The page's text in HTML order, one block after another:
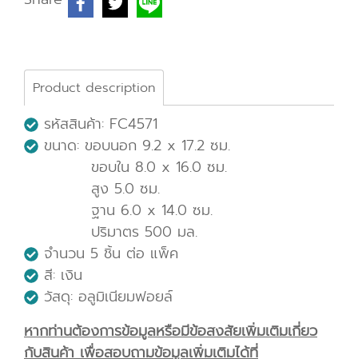
Product description
รหัสสินค้า: FC4571
ขนาด: ขอบนอก 9.2 x 17.2 ซม.
ขอบใน 8.0 x 16.0 ซม.
สูง 5.0 ซม.
ฐาน 6.0 x 14.0 ซม.
ปริมาตร 500 มล.
จำนวน 5 ชิ้น ต่อ แพ็ค
สี: เงิน
วัสดุ: อลูมิเนียมฟอยล์
หากท่านต้องการข้อมูลหรือมีข้อสงสัยเพิ่มเติมเกี่ยว
กับสินค้า เพื่อสอบถามข้อมูลเพิ่มเติมได้ที่